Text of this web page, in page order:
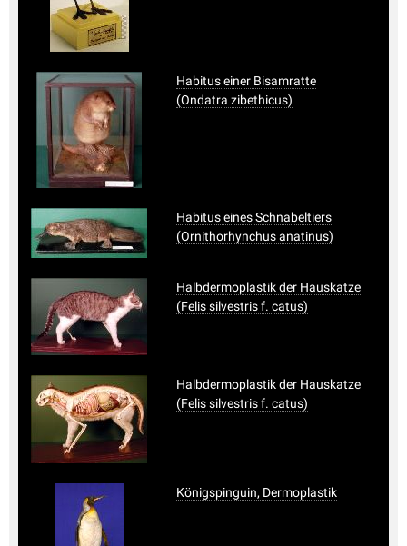
Habitus einer Bisamratte
(Ondatra zibethicus)
Habitus eines Schnabeltiers
(Ornithorhynchus anatinus)
Halbdermoplastik der Hauskatze
(Felis silvestris f. catus)
Halbdermoplastik der Hauskatze
(Felis silvestris f. catus)
Königspinguin, Dermoplastik